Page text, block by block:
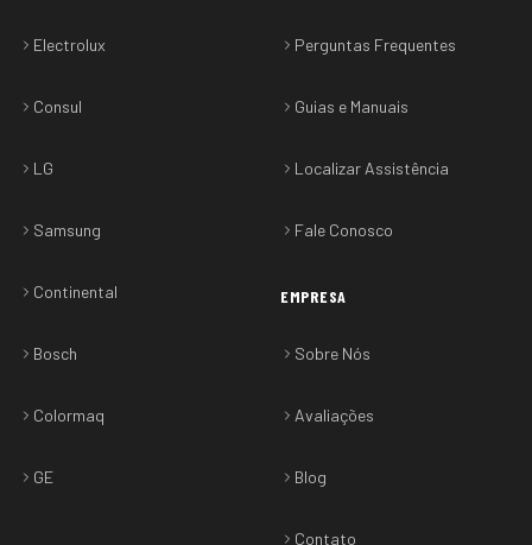
Electrolux
Consul
LG
Samsung
Continental
Bosch
Colormaq
GE
Perguntas Frequentes
Guias e Manuais
Localizar Assistência
Fale Conosco
EMPRESA
Sobre Nós
Avaliações
Blog
Contato